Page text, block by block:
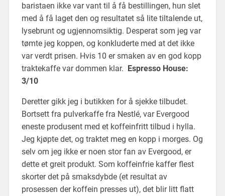
baristaen ikke var vant til å få bestillingen, hun slet
med å få laget den og resultatet så lite tiltalende ut,
lysebrunt og ugjennomsiktig. Desperat som jeg var
tømte jeg koppen, og konkluderte med at det ikke
var verdt prisen. Hvis 10 er smaken av en god kopp
traktekaffe var dommen klar. Espresso House:
3/10
Deretter gikk jeg i butikken for å sjekke tilbudet.
Bortsett fra pulverkaffe fra Nestlé, var Evergood
eneste produsent med et koffeinfritt tilbud i hylla.
Jeg kjøpte det, og traktet meg en kopp i morges. Og
selv om jeg ikke er noen stor fan av Evergood, er
dette et greit produkt. Som koffeinfrie kaffer flest
skorter det på smaksdybde (et resultat av
prosessen der koffein presses ut), det blir litt flatt